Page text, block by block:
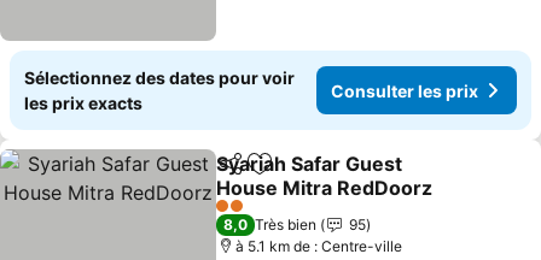
Sélectionnez des dates pour voir
les prix exacts
Consulter les prix
PartagerAjouter à mes favoris
Syariah Safar Guest
House Mitra RedDoorz
Consulter les prix
2 Étoiles
8,0 Très bien
95
à 5.1 km de : Centre-ville